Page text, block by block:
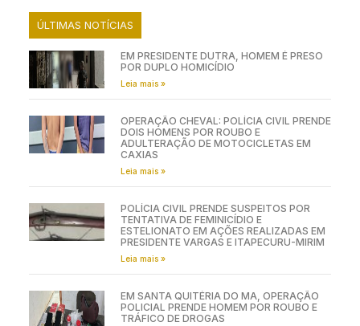
ÚLTIMAS NOTÍCIAS
EM PRESIDENTE DUTRA, HOMEM É PRESO
POR DUPLO HOMICÍDIO
Leia mais »
OPERAÇÃO CHEVAL: POLÍCIA CIVIL PRENDE
DOIS HOMENS POR ROUBO E
ADULTERAÇÃO DE MOTOCICLETAS EM
CAXIAS
Leia mais »
POLÍCIA CIVIL PRENDE SUSPEITOS POR
TENTATIVA DE FEMINICÍDIO E
ESTELIONATO EM AÇÕES REALIZADAS EM
PRESIDENTE VARGAS E ITAPECURU-MIRIM
Leia mais »
EM SANTA QUITÉRIA DO MA, OPERAÇÃO
POLICIAL PRENDE HOMEM POR ROUBO E
TRÁFICO DE DROGAS